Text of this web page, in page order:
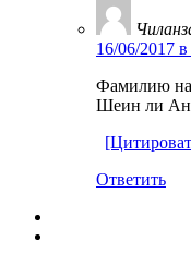
16/06/2017 в
Фамилию
Шеин ли
Ответить